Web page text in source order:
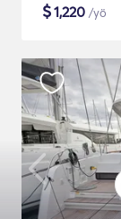
$1,220 /yö